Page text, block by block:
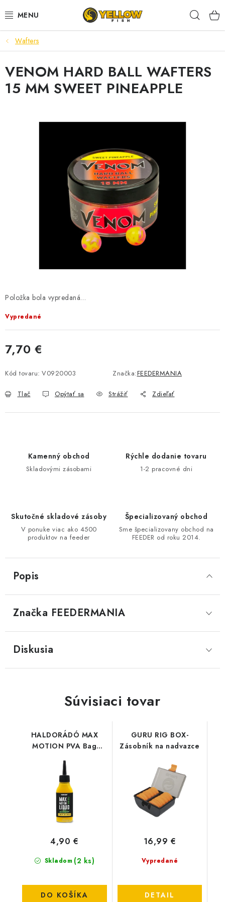
na
NOVINKY 2026
LETNÉ ZĽAVY
HALDORADO
KRMIVÁ,NÁSTRAHY
BIŽUTERIA-DOPLNKY
NA STUDENÚ VODU
DARČEKOVÝ POUKAZ
OBCHODNÉ PODMIENKY
DOPRAVA
Wafters
Položka bola vypredaná…
Vypredané
7,70 €
Kód tovaru: V0920003 Značka:FEEDERMANIA
Tlač Opýtať sa Strážiť Zdieľať
VENOM HARD BALL WAFTERS
15 MM SWEET PINEAPPLE
Kamenný obchod
Skladovými zásobami
Rýchle dodanie tovaru
1-2 pracovné dni
Skutočné skladové zásoby
V ponuke viac ako 4500
produktov na feeder
Špecializovaný obchod
Sme špecializovany obchod na
FEEDER od roku 2014.
Popis
Značka FEEDERMANIA
Diskusia
Súvisiaci tovar
HALDORÁDÓ MAX
MOTION PVA Bag
Corn
Skladom (2 ks)
4,90 €
DO KOŠÍKA
GURU RIG BOX-
Zásobník na nadvazce
Vypredané
16,99 €
DETAIL